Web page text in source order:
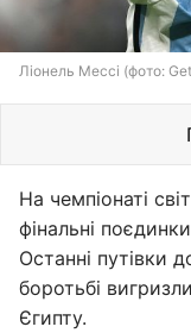
Ліонель Мессі (фото:
На чемпіонаті
фінальні
Останні путівки
боротьбі
Єгипту.